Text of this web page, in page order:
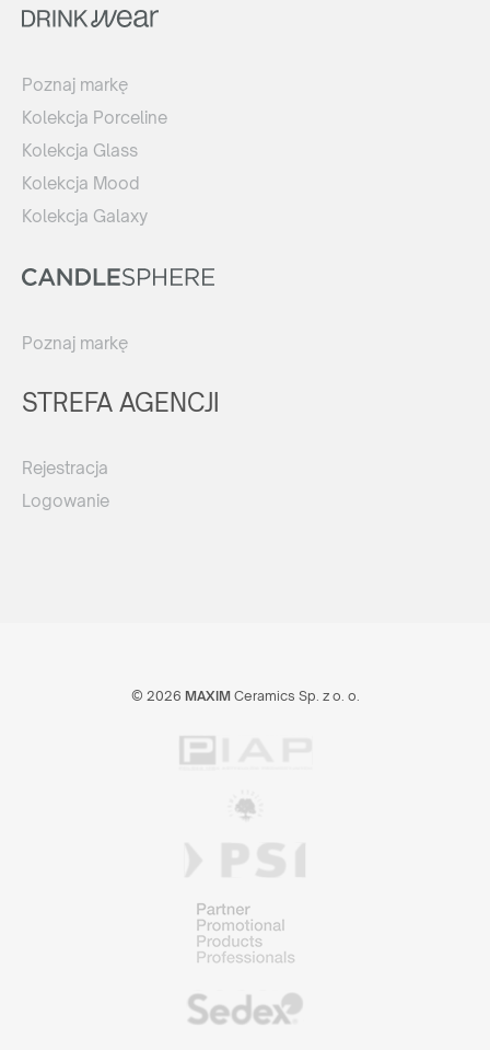
Poznaj markę
Kolekcja Porceline
Kolekcja Glass
Kolekcja Mood
Kolekcja Galaxy
Poznaj markę
STREFA AGENCJI
Rejestracja
Logowanie
© 2026 MAXIMCeramics Sp. z o. o.